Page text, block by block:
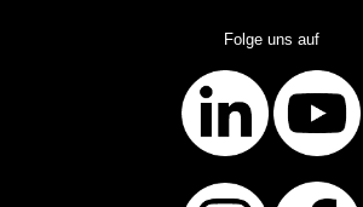
Folge uns auf